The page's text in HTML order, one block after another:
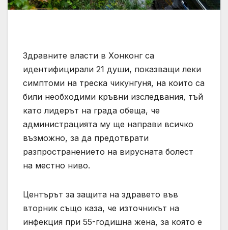
Здравните власти в Хонконг са
идентифицирали 21 души, показващи леки
симптоми на треска чикунгуня, на които са
били необходими кръвни изследвания, тъй
като лидерът на града обеща, че
администрацията му ще направи всичко
възможно, за да предотврати
разпространението на вирусната болест
на местно ниво.
Центърът за защита на здравето във
вторник също каза, че източникът на
инфекция при 55-годишна жена, за която е